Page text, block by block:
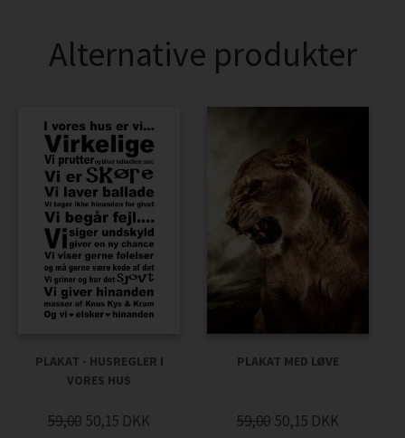
Alternative produkter
PLAKAT - HUSREGLER I
VORES HUS
59,00 50,15 DKK
PLAKAT MED LØVE
59,00 50,15 DKK